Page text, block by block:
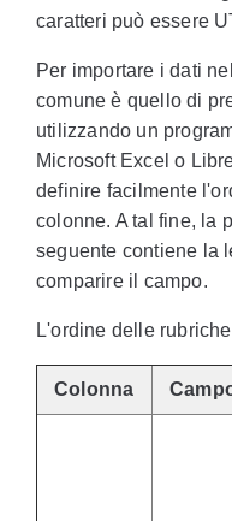
caratteri può essere
Per importare i dati
comune è quello di
utilizzando un
Microsoft Excel o
definire facilmente
colonne. A tal fine, la
seguente contiene la
comparire il campo.
L'ordine delle
Colonna